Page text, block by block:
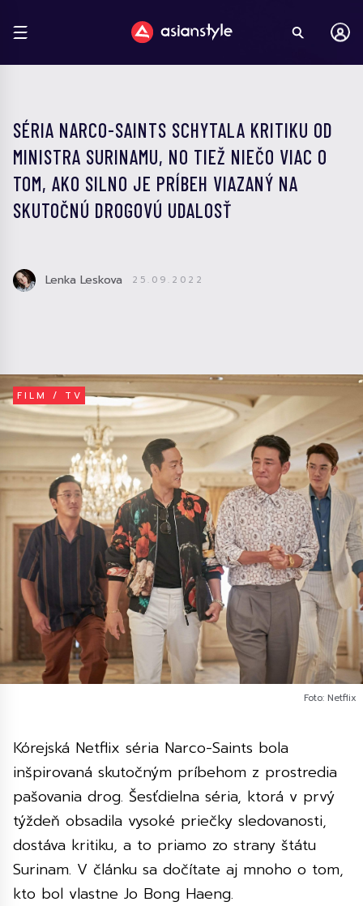
SÉRIA NARCO-SAINTS SCHYTALA KRITIKU OD
MINISTRA SURINAMU, NO TIEŽ NIEČO VIAC O
TOM, AKO SILNO JE PRÍBEH VIAZANÝ NA
SKUTOČNÚ DROGOVÚ UDALOSŤ
Lenka Leskova 25.09.2022
FILM / TV
Foto: Netflix
Kórejská Netflix séria Narco-Saints bola
inšpirovaná skutočným príbehom z prostredia
pašovania drog. Šesťdielna séria, ktorá v prvý
týždeň obsadila vysoké priečky sledovanosti,
dostáva kritiku, a to priamo zo strany štátu
Surinam. V článku sa dočítate aj mnoho o tom,
kto bol vlastne Jo Bong Haeng.